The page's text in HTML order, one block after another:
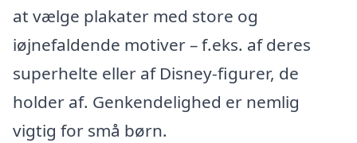
at vælge plakater med store og
iøjnefaldende motiver – f.eks. af deres
superhelte eller af Disney-figurer, de
holder af. Genkendelighed er nemlig
vigtig for små børn.